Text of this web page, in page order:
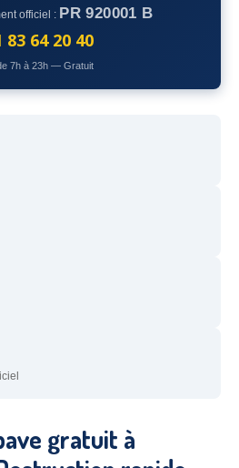
officiel : PR 920001 B
83 64 20 40
7h à 23h — Gratuit
gratuit à